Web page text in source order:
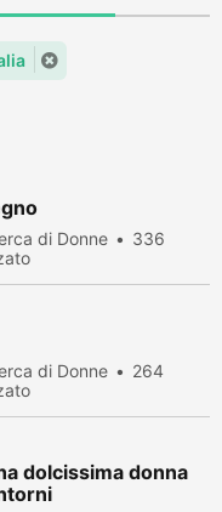
di Donne
336
di Donne
264
dolcissima donna